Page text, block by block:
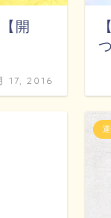
開
17, 2016